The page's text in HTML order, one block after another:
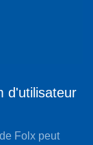
d'utilisateur
Folx peut